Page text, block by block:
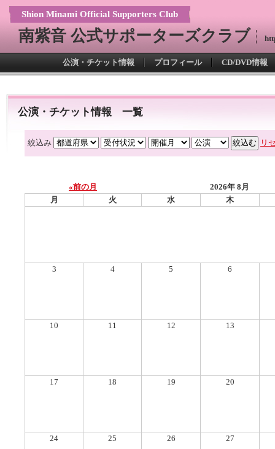
Shion Minami Official Supporters Club
南紫音 公式サポーターズクラブ
公演・チケット情報 プロフィール CD/DVD情報
公演・チケット情報 一覧
絞込み リ
«前の月
2026年 8月
月
火 水 木
3 4 5 6
10 11 12 13
17 18 19 20
24 25 26 27